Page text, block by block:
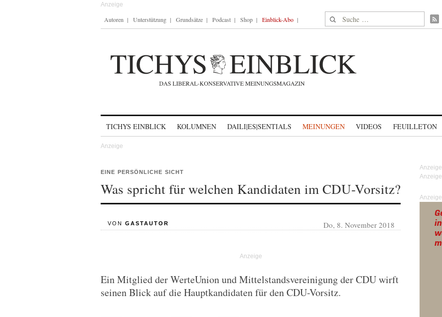
Autoren Unterstützung Grundsätze Podcast Shop Einblick-Abo Suche nach:
TICHYS EINBLICK KOLUMNEN DAILI|ES|SENTIALS MEINUNGEN VIDEOS FEUILLETON
EINE PERSÖNLICHE SICHT
Was spricht für welchen Kandidaten im CDU-Vorsitz?
VON GASTAUTOR Do, 8. November 2018
Ein Mitglied der WerteUnion und Mittelstandsvereinigung der CDU wirft
seinen Blick auf die Hauptkandidaten für den CDU-Vorsitz.
Anzeige